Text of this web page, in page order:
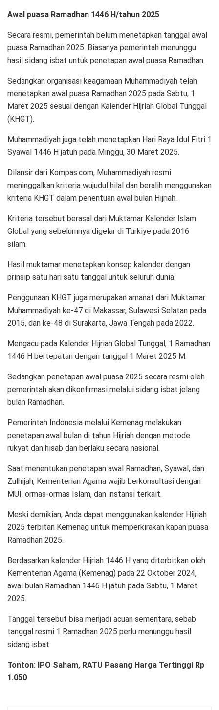
Awal puasa Ramadhan 1446 H/tahun 2025
Secara resmi, pemerintah belum menetapkan tanggal awal
puasa Ramadhan 2025. Biasanya pemerintah menunggu
hasil sidang isbat untuk penetapan awal puasa Ramadhan.
Sedangkan organisasi keagamaan Muhammadiyah telah
menetapkan awal puasa Ramadhan 2025 pada Sabtu, 1
Maret 2025 sesuai dengan Kalender Hijriah Global Tunggal
(KHGT).
Muhammadiyah juga telah menetapkan Hari Raya Idul Fitri 1
Syawal 1446 H jatuh pada Minggu, 30 Maret 2025.
Dilansir dari Kompas.com, Muhammadiyah resmi
meninggalkan kriteria wujudul hilal dan beralih menggunakan
kriteria KHGT dalam penentuan awal bulan Hijriah.
Kriteria tersebut berasal dari Muktamar Kalender Islam
Global yang sebelumnya digelar di Turkiye pada 2016
silam.
Hasil muktamar menetapkan konsep kalender dengan
prinsip satu hari satu tanggal untuk seluruh dunia.
Penggunaan KHGT juga merupakan amanat dari Muktamar
Muhammadiyah ke-47 di Makassar, Sulawesi Selatan pada
2015, dan ke-48 di Surakarta, Jawa Tengah pada 2022.
Mengacu pada Kalender Hijriah Global Tunggal, 1 Ramadhan
1446 H bertepatan dengan tanggal 1 Maret 2025 M.
Sedangkan penetapan awal puasa 2025 secara resmi oleh
pemerintah akan dikonfirmasi melalui sidang isbat jelang
bulan Ramadhan.
Pemerintah Indonesia melalui Kemenag melakukan
penetapan awal bulan di tahun Hijriah dengan metode
rukyat dan hisab dan berlaku secara nasional.
Saat menentukan penetapan awal Ramadhan, Syawal, dan
Zulhijah, Kementerian Agama wajib berkonsultasi dengan
MUI, ormas-ormas Islam, dan instansi terkait.
Meski demikian, Anda dapat menggunakan kalender Hijriah
2025 terbitan Kemenag untuk memperkirakan kapan puasa
Ramadhan 2025.
Berdasarkan kalender Hijriah 1446 H yang diterbitkan oleh
Kementerian Agama (Kemenag) pada 22 Oktober 2024,
awal bulan Ramadhan 1446 H jatuh pada Sabtu, 1 Maret
2025.
Tanggal tersebut bisa menjadi acuan sementara, sebab
tanggal resmi 1 Ramadhan 2025 perlu menunggu hasil
sidang isbat.
Tonton: IPO Saham, RATU Pasang Harga Tertinggi Rp
1.050